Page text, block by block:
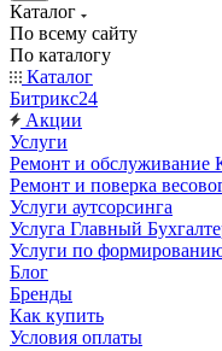
Каталог
По всему сайту
По каталогу
Каталог
Битрикс24
Акции
Услуги
Ремонт и обслуживание
Ремонт и поверка
Услуги аутсорсинга
Услуга Главный
Услуги по
Блог
Бренды
Как купить
Условия оплаты